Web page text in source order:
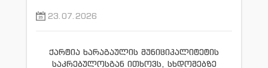
23.07.2026
ქარტია ხარაგაულის მუნიციპალიტეტის
საკრებულოსგან ითხოვს, სხდომებზე